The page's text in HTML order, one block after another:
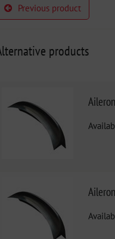
Previous product
products